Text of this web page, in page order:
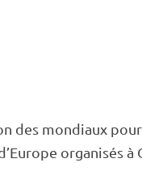
des mondiaux
organisés à